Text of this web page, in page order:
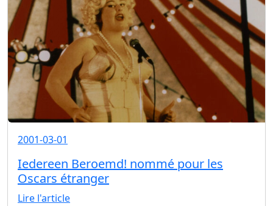
2001-03-01
Iedereen Beroemd! nommé pour les
Oscars étranger
Lire l'article